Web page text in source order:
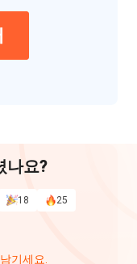
나요?
18
25
기세요.